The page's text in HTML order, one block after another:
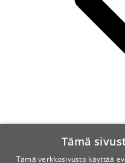
Tämä
Tämä verkkosivusto käyttää